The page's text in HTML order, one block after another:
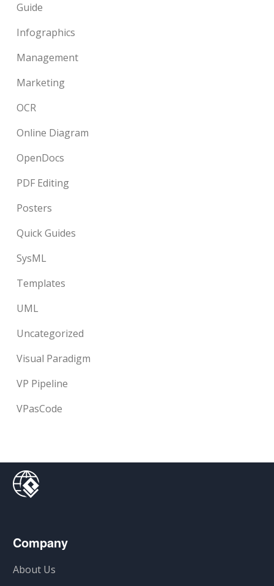
Guide
Infographics
Management
Marketing
OCR
Online Diagram
OpenDocs
PDF Editing
Posters
Quick Guides
SysML
Templates
UML
Uncategorized
Visual Paradigm
VP Pipeline
VPasCode
Company
About Us